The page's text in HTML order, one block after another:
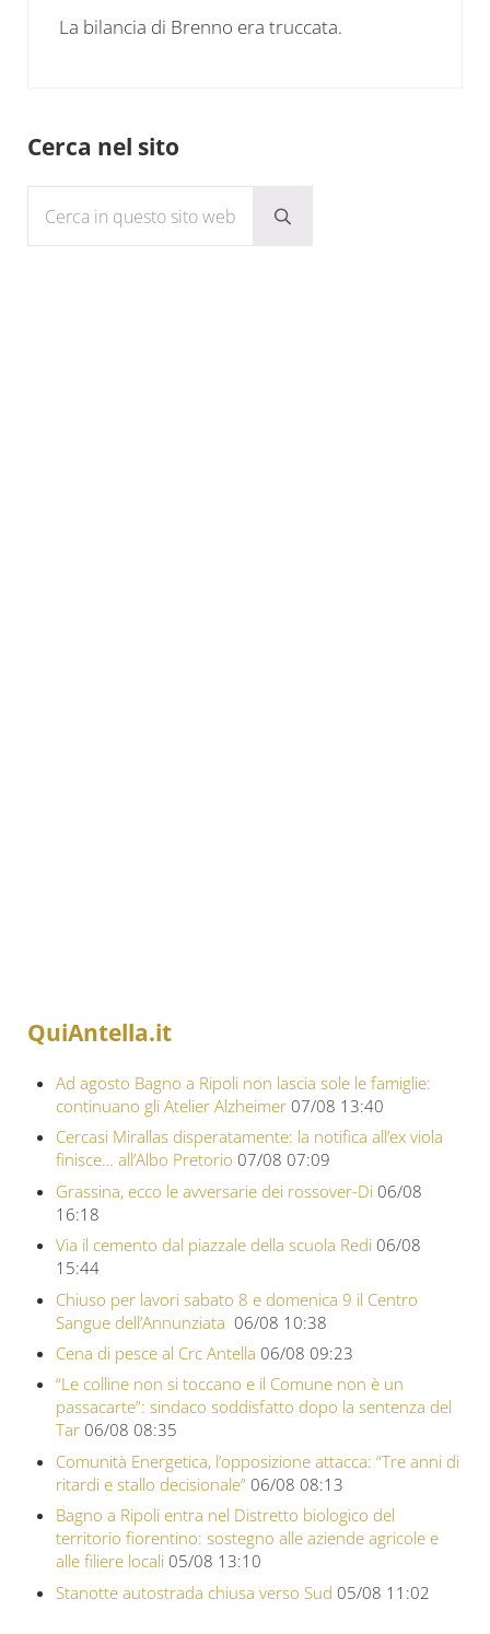
La bilancia di Brenno era truccata.
Sidebar
Cerca nel sito
Submit search
QuiAntella.it
Ad agosto Bagno a Ripoli non lascia sole le famiglie:
continuano gli Atelier Alzheimer 07/08 13:40
Cercasi Mirallas disperatamente: la notifica all’ex viola
finisce… all’Albo Pretorio 07/08 07:09
Grassina, ecco le avversarie dei rossover-Di 06/08
16:18
Via il cemento dal piazzale della scuola Redi 06/08
15:44
Chiuso per lavori sabato 8 e domenica 9 il Centro
Sangue dell’Annunziata 06/08 10:38
Cena di pesce al Crc Antella 06/08 09:23
“Le colline non si toccano e il Comune non è un
passacarte”: sindaco soddisfatto dopo la sentenza del
Tar 06/08 08:35
Comunità Energetica, l’opposizione attacca: “Tre anni di
ritardi e stallo decisionale” 06/08 08:13
Bagno a Ripoli entra nel Distretto biologico del
territorio fiorentino: sostegno alle aziende agricole e
alle filiere locali 05/08 13:10
Stanotte autostrada chiusa verso Sud 05/08 11:02